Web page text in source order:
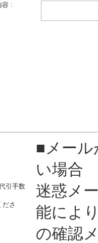
容 :
引手数
ださ
■メール
い場合
迷惑メ
能によ
の確認